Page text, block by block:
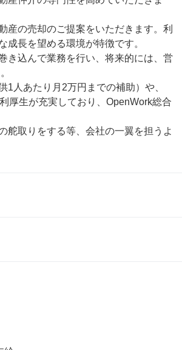
産の売却のご提案をいただきます。利
長を望める環境が特徴です。
き込んで業務を行い、将来的には、営
人あたり月2万円までの補助）や、
厚生が充実しており、OpenWork総合
舵取りをする等、会社の一翼を担うよ